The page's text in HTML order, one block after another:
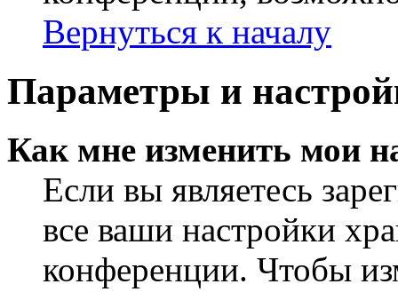
Вернуться к началу
Параметры и
Как мне изменить мои
Если вы являетесь
все ваши настройки
конференции. Чтобы